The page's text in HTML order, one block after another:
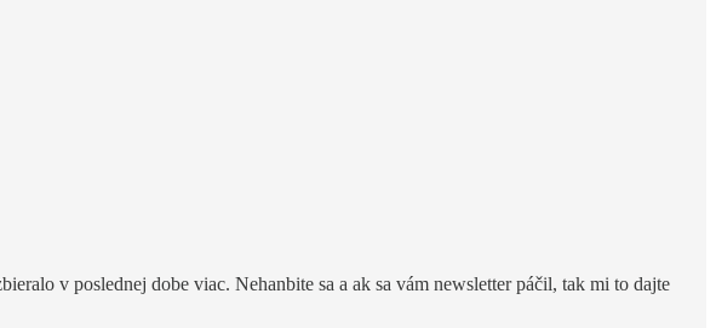
v poslednej dobe viac. Nehanbite sa a ak sa vám newsletter páčil, tak mi to dajte